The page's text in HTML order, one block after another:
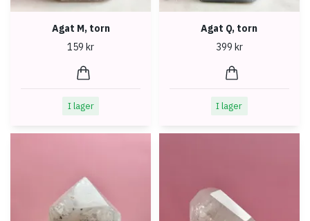
Agat M, torn
159 kr
I lager
Agat Q, torn
399 kr
I lager